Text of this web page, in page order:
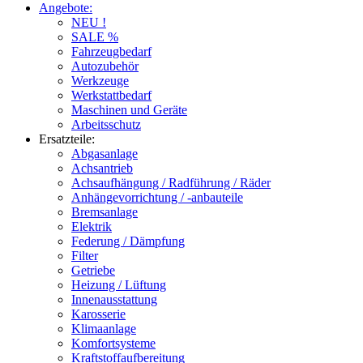
Angebote:
NEU !
SALE %
Fahrzeugbedarf
Autozubehör
Werkzeuge
Werkstattbedarf
Maschinen und Geräte
Arbeitsschutz
Ersatzteile:
Abgasanlage
Achsantrieb
Achsaufhängung / Radführung / Räder
Anhängevorrichtung / -anbauteile
Bremsanlage
Elektrik
Federung / Dämpfung
Filter
Getriebe
Heizung / Lüftung
Innenausstattung
Karosserie
Klimaanlage
Komfortsysteme
Kraftstoffaufbereitung